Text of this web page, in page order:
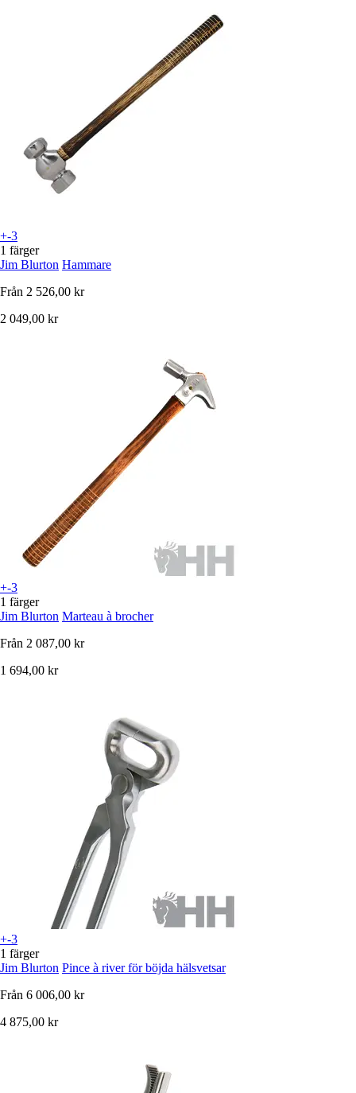
+-3
1 färger
Jim Blurton Hammare
Från 2 526,00 kr
2 049,00 kr
+-3
1 färger
Jim Blurton Marteau à brocher
Från 2 087,00 kr
1 694,00 kr
+-3
1 färger
Jim Blurton Pince à river för böjda hälsvetsar
Från 6 006,00 kr
4 875,00 kr